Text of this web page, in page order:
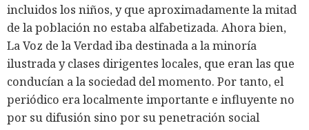
incluidos los niños, y que aproximadamente la mitad
de la población no estaba alfabetizada. Ahora bien,
La Voz de la Verdad iba destinada a la minoría
ilustrada y clases dirigentes locales, que eran las que
conducían a la sociedad del momento. Por tanto, el
periódico era localmente importante e influyente no
por su difusión sino por su penetración social